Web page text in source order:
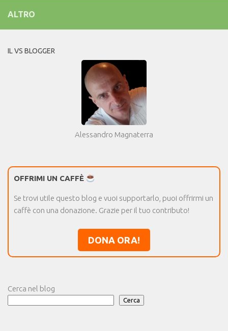
ALTRO
IL VS BLOGGER
Alessandro Magnaterra
OFFRIMI UN CAFFÈ
Se trovi utile questo blog e vuoi supportarlo, puoi offrirmi un
caffè con una donazione. Grazie per il tuo contributo!
DONA ORA!
Cerca nel blog
Cerca